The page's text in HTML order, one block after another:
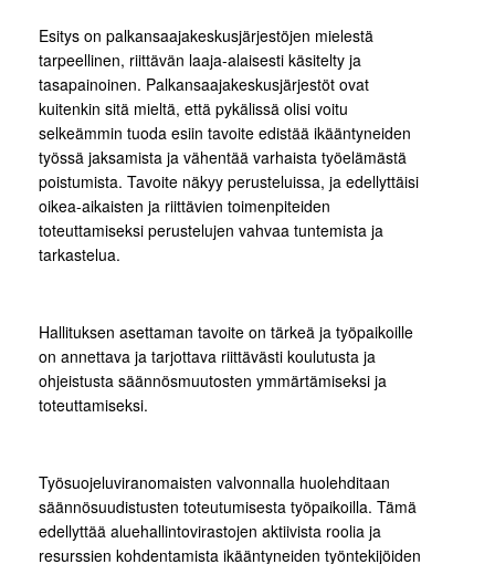
Esitys on palkansaajakeskusjärjestöjen mielestä
tarpeellinen, riittävän laaja-alaisesti käsitelty ja
tasapainoinen. Palkansaajakeskusjärjestöt ovat
kuitenkin sitä mieltä, että pykälissä olisi voitu
selkeämmin tuoda esiin tavoite edistää ikääntyneiden
työssä jaksamista ja vähentää varhaista työelämästä
poistumista. Tavoite näkyy perusteluissa, ja edellyttäisi
oikea-aikaisten ja riittävien toimenpiteiden
toteuttamiseksi perustelujen vahvaa tuntemista ja
tarkastelua.
Hallituksen asettaman tavoite on tärkeä ja työpaikoille
on annettava ja tarjottava riittävästi koulutusta ja
ohjeistusta säännösmuutosten ymmärtämiseksi ja
toteuttamiseksi.
Työsuojeluviranomaisten valvonnalla huolehditaan
säännösuudistusten toteutumisesta työpaikoilla. Tämä
edellyttää aluehallintovirastojen aktiivista roolia ja
resurssien kohdentamista ikääntyneiden työntekijöiden